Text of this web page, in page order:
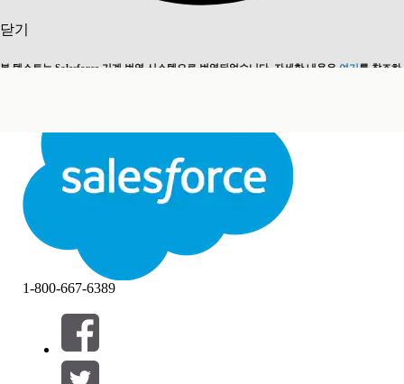
닫기
본 텍스트는 Salesforce 기계 번역 시스템으로 번역되었습니다. 자세한 내용은 여기를 참조하
닫기닫기
필터 (0)
필터 선택
1-800-667-6389